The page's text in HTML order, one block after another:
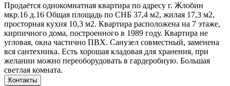
Продаётся однокомнатная квартира по адресу г. Жлобин
мкр.16 д.16 Общая площадь по СНБ 37,4 м2, жилая 17,3 м2,
просторная кухня 10,3 м2. Квартира расположена на 7 этаже,
кирпичного дома, построенного в 1989 году. Квартира не
угловая, окна частично ПВХ. Санузел совместный, заменена
вся сантехника. Есть хорошая кладовая для хранения, при
желании можно переоборудовать в гардеробную. Большая
светлая комната.
Контакты